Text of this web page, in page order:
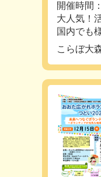
開催時間
大人気！
国内でも
こらぼ大